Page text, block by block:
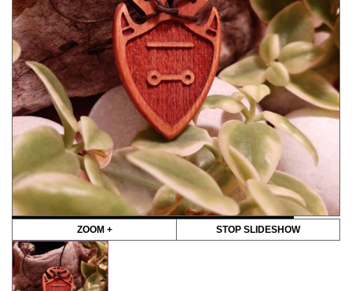
ZOOM + STOP SLIDESHOW